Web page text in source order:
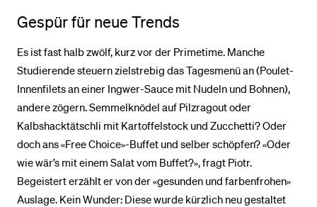
Gespür für neue Trends
Es ist fast halb zwölf, kurz vor der Primetime. Manche
Studierende steuern zielstrebig das Tagesmenü an (Poulet-
Innenfilets an einer Ingwer-Sauce mit Nudeln und Bohnen),
andere zögern. Semmelknödel auf Pilzragout oder
Kalbshacktätschli mit Kartoffelstock und Zucchetti? Oder
doch ans «Free Choice»-Buffet und selber schöpfen? «Oder
wie wär’s mit einem Salat vom Buffet?», fragt Piotr.
Begeistert erzählt er von der «gesunden und farbenfrohen»
Auslage. Kein Wunder: Diese wurde kürzlich neu gestaltet